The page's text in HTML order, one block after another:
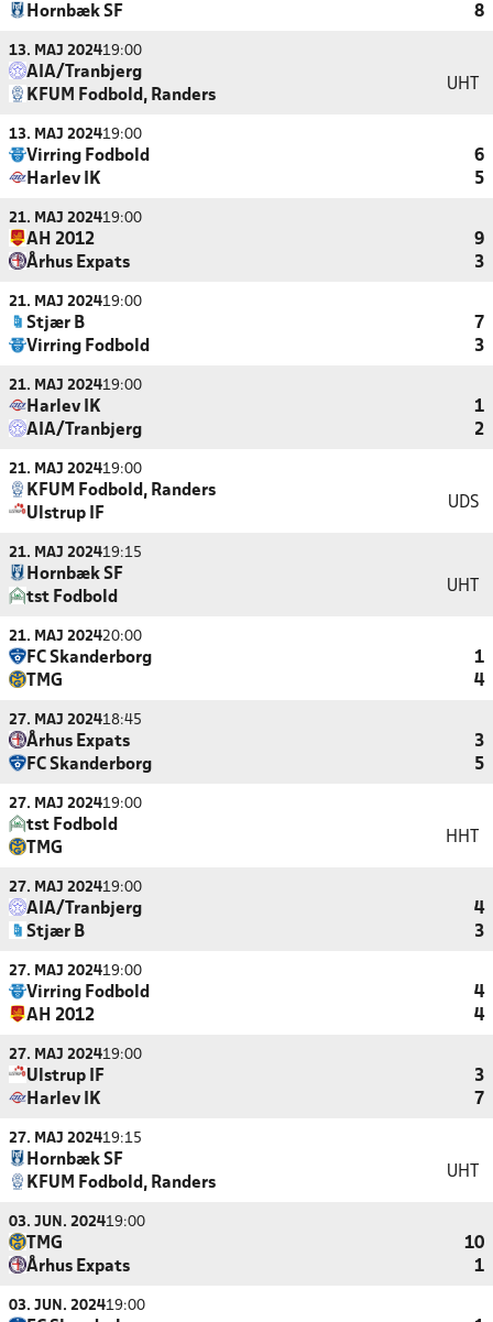
Hornbæk SF
8
13. MAJ 202419:00
AIA/Tranbjerg
KFUM Fodbold, Randers
UHT
13. MAJ 202419:00
Virring Fodbold
6
Harlev IK
5
21. MAJ 202419:00
AH 2012
9
Århus Expats
3
21. MAJ 202419:00
Stjær B
7
Virring Fodbold
3
21. MAJ 202419:00
Harlev IK
1
AIA/Tranbjerg
2
21. MAJ 202419:00
KFUM Fodbold, Randers
Ulstrup IF
UDS
21. MAJ 202419:15
Hornbæk SF
tst Fodbold
UHT
21. MAJ 202420:00
FC Skanderborg
1
TMG
4
27. MAJ 202418:45
Århus Expats
3
FC Skanderborg
5
27. MAJ 202419:00
tst Fodbold
TMG
HHT
27. MAJ 202419:00
AIA/Tranbjerg
4
Stjær B
3
27. MAJ 202419:00
Virring Fodbold
4
AH 2012
4
27. MAJ 202419:00
Ulstrup IF
3
Harlev IK
7
27. MAJ 202419:15
Hornbæk SF
KFUM Fodbold, Randers
UHT
03. JUN. 202419:00
TMG
10
Århus Expats
1
03. JUN. 202419:00